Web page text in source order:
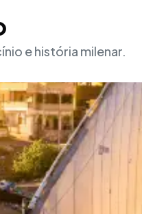
e história milenar.